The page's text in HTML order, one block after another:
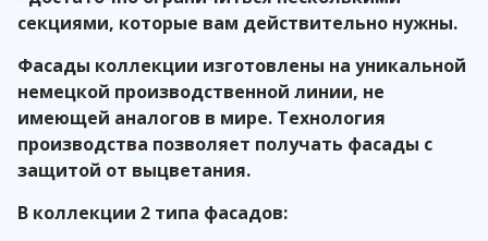
секциями, которые вам действительно нужны.
Фасады коллекции изготовлены на уникальной
немецкой производственной линии, не
имеющей аналогов в мире. Технология
производства позволяет получать фасады с
защитой от выцветания.
В коллекции 2 типа фасадов: